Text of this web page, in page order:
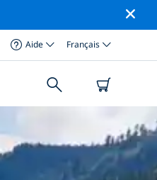
Aide Français